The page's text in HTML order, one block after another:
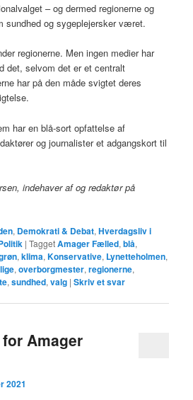
– og dermed regionerne og
sundhed og sygeplejersker været.
regionerne. Men ingen medier har
det, selvom det er et centralt
har på den måde svigtet deres
har en blå-sort opfattelse af
og journalister et adgangskort til
indehaver af og redaktør på
, Demokrati & Debat,Hverdagsliv i
|TaggetAmager Fælled,blå,
,klima,Konservative, Lynetteholmen,
,overborgmester,regionerne,
,sundhed,valg |Skriv et svar
Amager
2021